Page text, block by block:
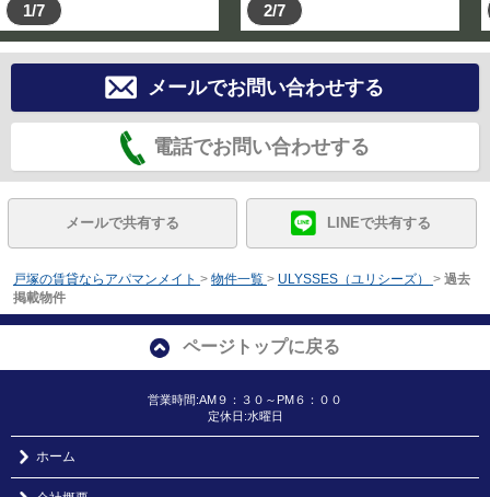
1/7 2/7
メールでお問い合わせする
電話でお問い合わせする
メールで共有する LINEで共有する
戸塚の賃貸ならアパマンメイト > 物件一覧 > ULYSSES（ユリシーズ） > 過去
掲載物件
ページトップに戻る
営業時間:AM９：３０～PM６：００
定休日:水曜日
ホーム